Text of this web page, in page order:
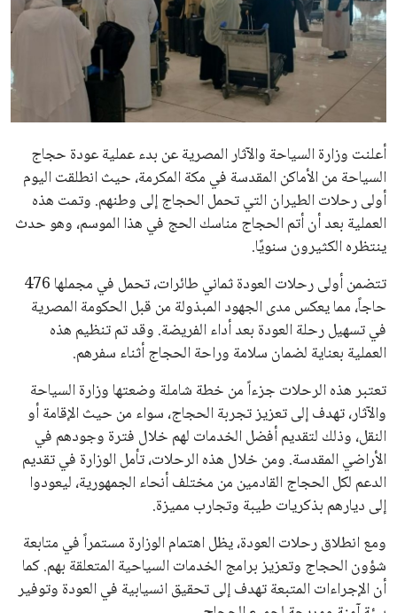
فن وثقافة
علوم وتكنولوجيا
المرأة والجمال
حوادث
محافظات
أعلنت وزارة السياحة والآثار المصرية عن بدء عملية عودة حجاج
السياحة من الأماكن المقدسة في مكة المكرمة، حيث انطلقت اليوم
أولى رحلات الطيران التي تحمل الحجاج إلى وطنهم. وتمت هذه
العملية بعد أن أتم الحجاج مناسك الحج في هذا الموسم، وهو حدث
ينتظره الكثيرون سنويًا.
تتضمن أولى رحلات العودة ثماني طائرات، تحمل في مجملها 476
حاجاً، مما يعكس مدى الجهود المبذولة من قبل الحكومة المصرية
في تسهيل رحلة العودة بعد أداء الفريضة. وقد تم تنظيم هذه
العملية بعناية لضمان سلامة وراحة الحجاج أثناء سفرهم.
تعتبر هذه الرحلات جزءاً من خطة شاملة وضعتها وزارة السياحة
والآثار، تهدف إلى تعزيز تجربة الحجاج، سواء من حيث الإقامة أو
النقل، وذلك لتقديم أفضل الخدمات لهم خلال فترة وجودهم في
الأراضي المقدسة. ومن خلال هذه الرحلات، تأمل الوزارة في تقديم
الدعم لكل الحجاج القادمين من مختلف أنحاء الجمهورية، ليعودوا
إلى ديارهم بذكريات طيبة وتجارب مميزة.
ومع انطلاق رحلات العودة، يظل اهتمام الوزارة مستمراً في متابعة
شؤون الحجاج وتعزيز برامج الخدمات السياحية المتعلقة بهم. كما
أن الإجراءات المتبعة تهدف إلى تحقيق انسيابية في العودة وتوفير